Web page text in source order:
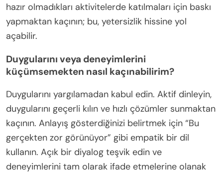
hazır olmadıkları aktivitelerde katılmaları için baskı
yapmaktan kaçının; bu, yetersizlik hissine yol
açabilir.
Duygularını veya deneyimlerini
küçümsemekten nasıl kaçınabilirim?
Duygularını yargılamadan kabul edin. Aktif dinleyin,
duygularını geçerli kılın ve hızlı çözümler sunmaktan
kaçının. Anlayış gösterdiğinizi belirtmek için “Bu
gerçekten zor görünüyor” gibi empatik bir dil
kullanın. Açık bir diyalog teşvik edin ve
deneyimlerini tam olarak ifade etmelerine olanak